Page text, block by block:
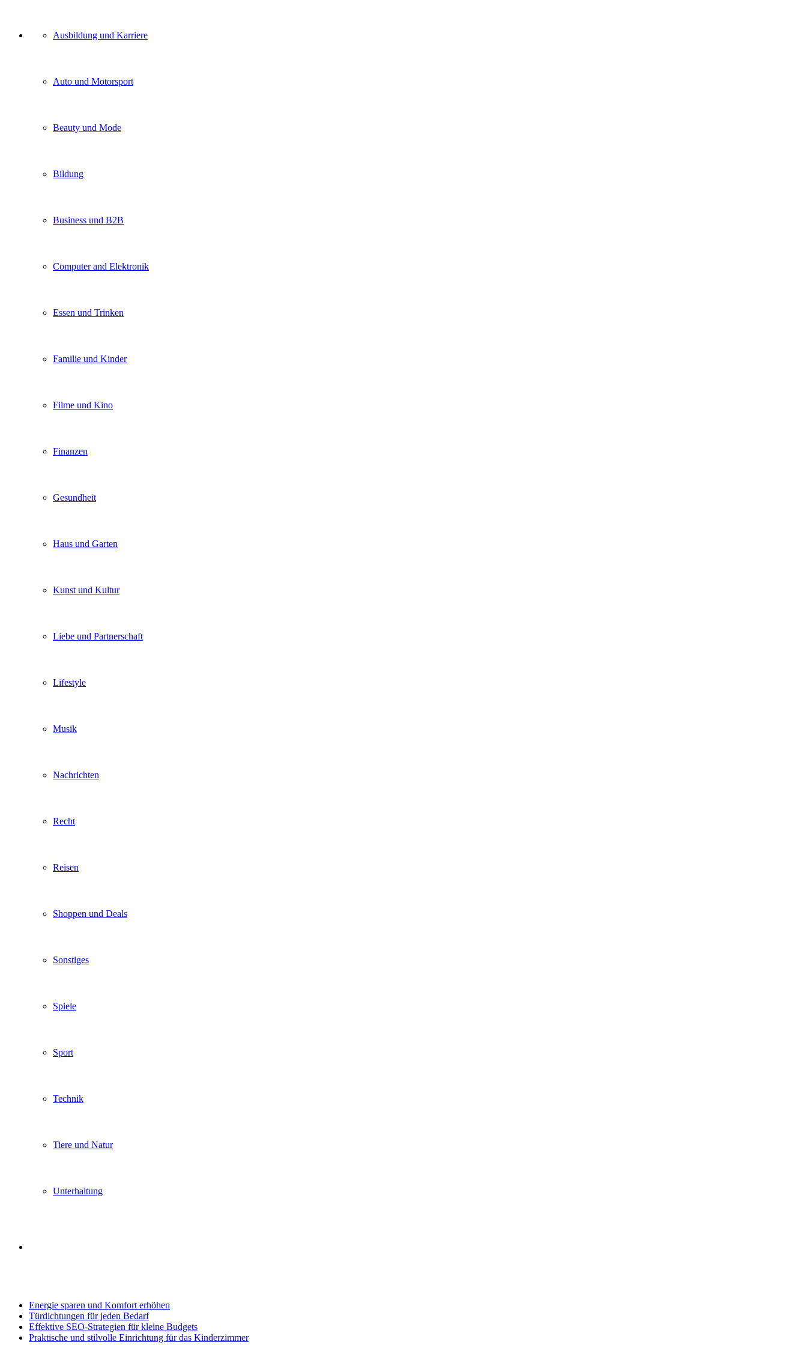
Unser
Kategorien
Ausbildung und Karriere
Auto und Motorsport
Beauty und Mode
Bildung
Business und B2B
Computer and Elektronik
Essen und Trinken
Familie und Kinder
Filme und Kino
Finanzen
Gesundheit
Haus und Garten
Kunst und Kultur
Liebe und Partnerschaft
Lifestyle
Musik
Nachrichten
Recht
Reisen
Shoppen und Deals
Sonstiges
Spiele
Sport
Technik
Tiere und Natur
Unterhaltung
Energie sparen und Komfort erhöhen
Türdichtungen für jeden Bedarf
Effektive SEO-Strategien für kleine Budgets
Praktische und stilvolle Einrichtung für das Kinderzimmer